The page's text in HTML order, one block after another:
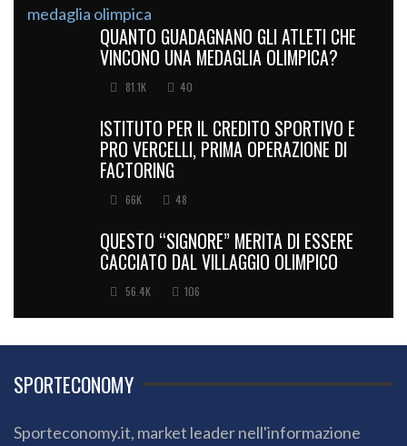
QUANTO GUADAGNANO GLI ATLETI CHE
VINCONO UNA MEDAGLIA OLIMPICA?
81.1K 40
ISTITUTO PER IL CREDITO SPORTIVO E
PRO VERCELLI, PRIMA OPERAZIONE DI
FACTORING
66K 48
QUESTO “SIGNORE” MERITA DI ESSERE
CACCIATO DAL VILLAGGIO OLIMPICO
56.4K 106
SPORTECONOMY
Sporteconomy.it, market leader nell'informazione